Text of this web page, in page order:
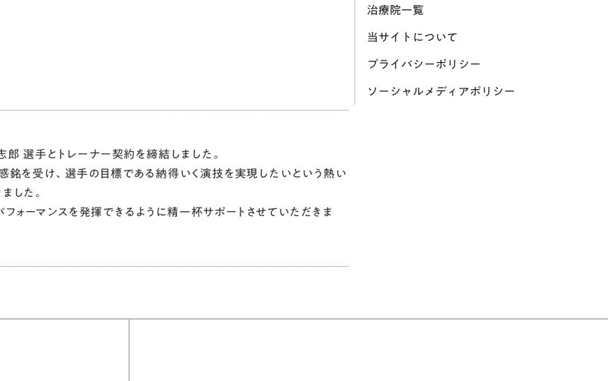
選手とトレーナー契約を締結しました。
銘を受け、選手の目標である納得いく演技を実現したいという熱い
した。
ーマンスを発揮できるように精一杯サポートさせていただきま
治療院一覧
当サイトについて
プライバシーポリシー
ソーシャルメディアポリシー